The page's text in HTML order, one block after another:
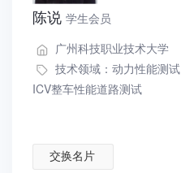
陈说 学生会员
广州科技职业技术大学
技术领域： 动力性能测试
ICV整车性能道路测试
交换名片